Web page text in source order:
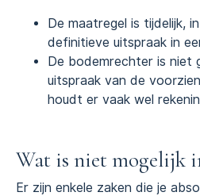
De maatregel is tijdelijk,
definitieve uitspraak in
De bodemrechter is niet
uitspraak van de
houdt er vaak wel
Wat is niet mogelijk
Er zijn enkele zaken die je